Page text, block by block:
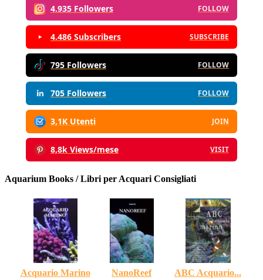
4.935 Followers FOLLOW
4.486 Subscribers SUBSCRIBE
795 Followers FOLLOW
705 Followers FOLLOW
3,1K Utenti JOIN
8,8k Views/mese VISIT
Aquarium Books / Libri per Acquari Consigliati
Acquario Marino NanoReef
ABC Acquario...